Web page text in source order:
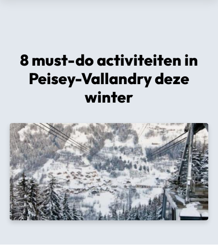
8 must-do activiteiten in
Peisey-Vallandry deze
winter